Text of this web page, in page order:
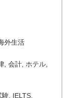
外生活
会計 ホテル
験 IELTS